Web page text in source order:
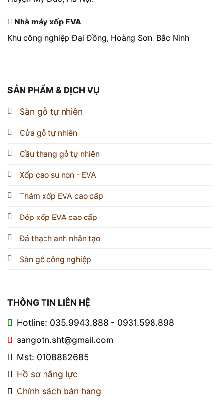
Nhà máy xốp EVA
Khu công nghiệp Đại Đồng, Hoàng Sơn, Bắc Ninh
SẢN PHẨM & DỊCH VỤ
Sàn gỗ tự nhiên
Cửa gỗ tự nhiên
Cầu thang gỗ tự nhiên
Xốp cao su non - EVA
Thảm xốp EVA cao cấp
Dép xốp EVA cao cấp
Đá thạch anh nhân tạo
Sàn gỗ công nghiệp
THÔNG TIN LIÊN HỆ
Hotline: 035.9943.888 - 0931.598.898
sangotn.sht@gmail.com
Mst: 0108882685
Hồ sơ năng lực
Chính sách bán hàng